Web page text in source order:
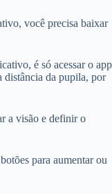
você precisa baixar
é só acessar o app
distância da pupila, por
a visão e definir o
para aumentar ou